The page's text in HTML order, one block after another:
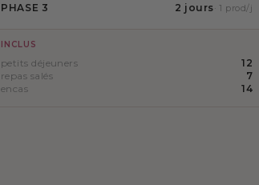
PHASE 3 2 jours · 1 prod/j
INCLUS
petits déjeuners
12
repas salés
7
encas
14